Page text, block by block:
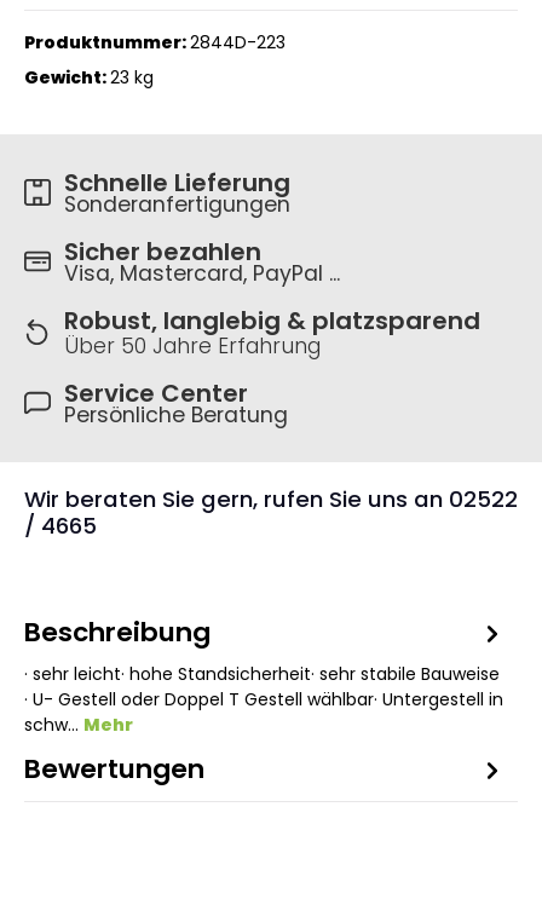
Produktnummer:2844D-223
Gewicht:23 kg
Schnelle Lieferung
Sonderanfertigungen
Sicher bezahlen
Visa, Mastercard, PayPal ...
Robust, langlebig & platzsparend
Über 50 Jahre Erfahrung
Service Center
Persönliche Beratung
Wir beraten Sie gern, rufen Sie uns an 02522
/ 4665
Beschreibung
· sehr leicht· hohe Standsicherheit· sehr stabile Bauweise
· U- Gestell oder Doppel T Gestell wählbar· Untergestell in
schw… Mehr
Bewertungen